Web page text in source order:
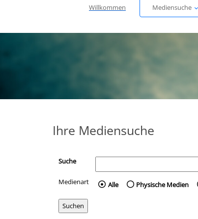
Willkommen Mediensuche
Ihre Mediensuche
Suche
Medienart Wählen Sie die
Alle Physische Medien